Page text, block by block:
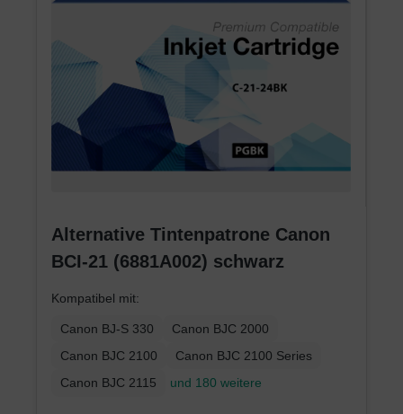
Alternative Tintenpatrone Canon
BCI-21 (6881A002) schwarz
Kompatibel mit:
Canon BJ-S 330
Canon BJC 2000
Canon BJC 2100
Canon BJC 2100 Series
Canon BJC 2115
und 180 weitere